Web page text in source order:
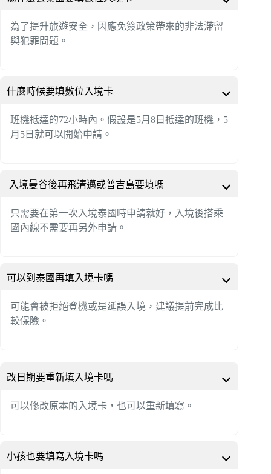
為了提升旅遊安全，因應免簽政策帶來的非法滯留
與犯罪問題。
什麼時候要填數位入境卡
班機抵達的72小時內。假設是5月8日抵達的班機，5
月5日就可以開始申請。
入境曼谷後再飛清邁或普吉島要填嗎
只需要在第一次入境泰國時申請就好，入境後搭乘
國內線不需要再另外申請。
可以到泰國再填入境卡嗎
可能會被拒絕登機或是延誤入境，建議提前完成比
較保險。
改日期要重新填入境卡嗎
可以修改原本的入境卡，也可以重新填寫。
小孩也要填寫入境卡嗎